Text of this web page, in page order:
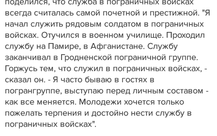
всегда считалась самой почетной и престижной. "Я
начал служить рядовым солдатом в пограничных
войсках. Отучился в военном училище. Проходил
службу на Памире, в Афганистане. Службу
заканчивал в Гродненской пограничной группе.
Горжусь тем, что служил в пограничных войсках, -
сказал он. - Я часто бываю в гостях в
погрангруппе, выступаю перед личным составом -
как все меняется. Молодежи хочется только
пожелать терпения и достойно нести службу в
пограничных войсках".